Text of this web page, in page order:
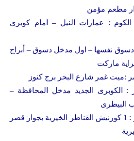
مطعم مؤمن
: عمارات النيل – امام كوبرى
نفسها – اول مدخل دسوق – أبراج
ماركت
:ميت غمر شارع البحر برج كنوز
: الكوبرى الجديد مدخل المحافظة –
البيطرى
رنين فرع القناطر : 1 كورنيش القناطر الخيرية بجوار قصر